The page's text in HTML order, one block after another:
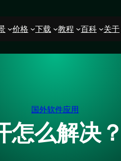
价格 下载 教程 百科 关于
国外软件应用
怎么解决